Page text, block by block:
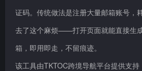
证码。传统做法是注册大量邮箱账号，
去了这个麻烦——打开页面就能直接生
箱，即用即走，不留痕迹。
该工具由TKTOC跨境导航平台提供支